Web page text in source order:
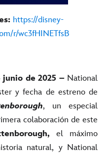
https://disney-
r/wc3fHINETfsB
junio de 2025 – National
y fecha de estreno de
, un especial
colaboración de este
el máximo
natural, y National